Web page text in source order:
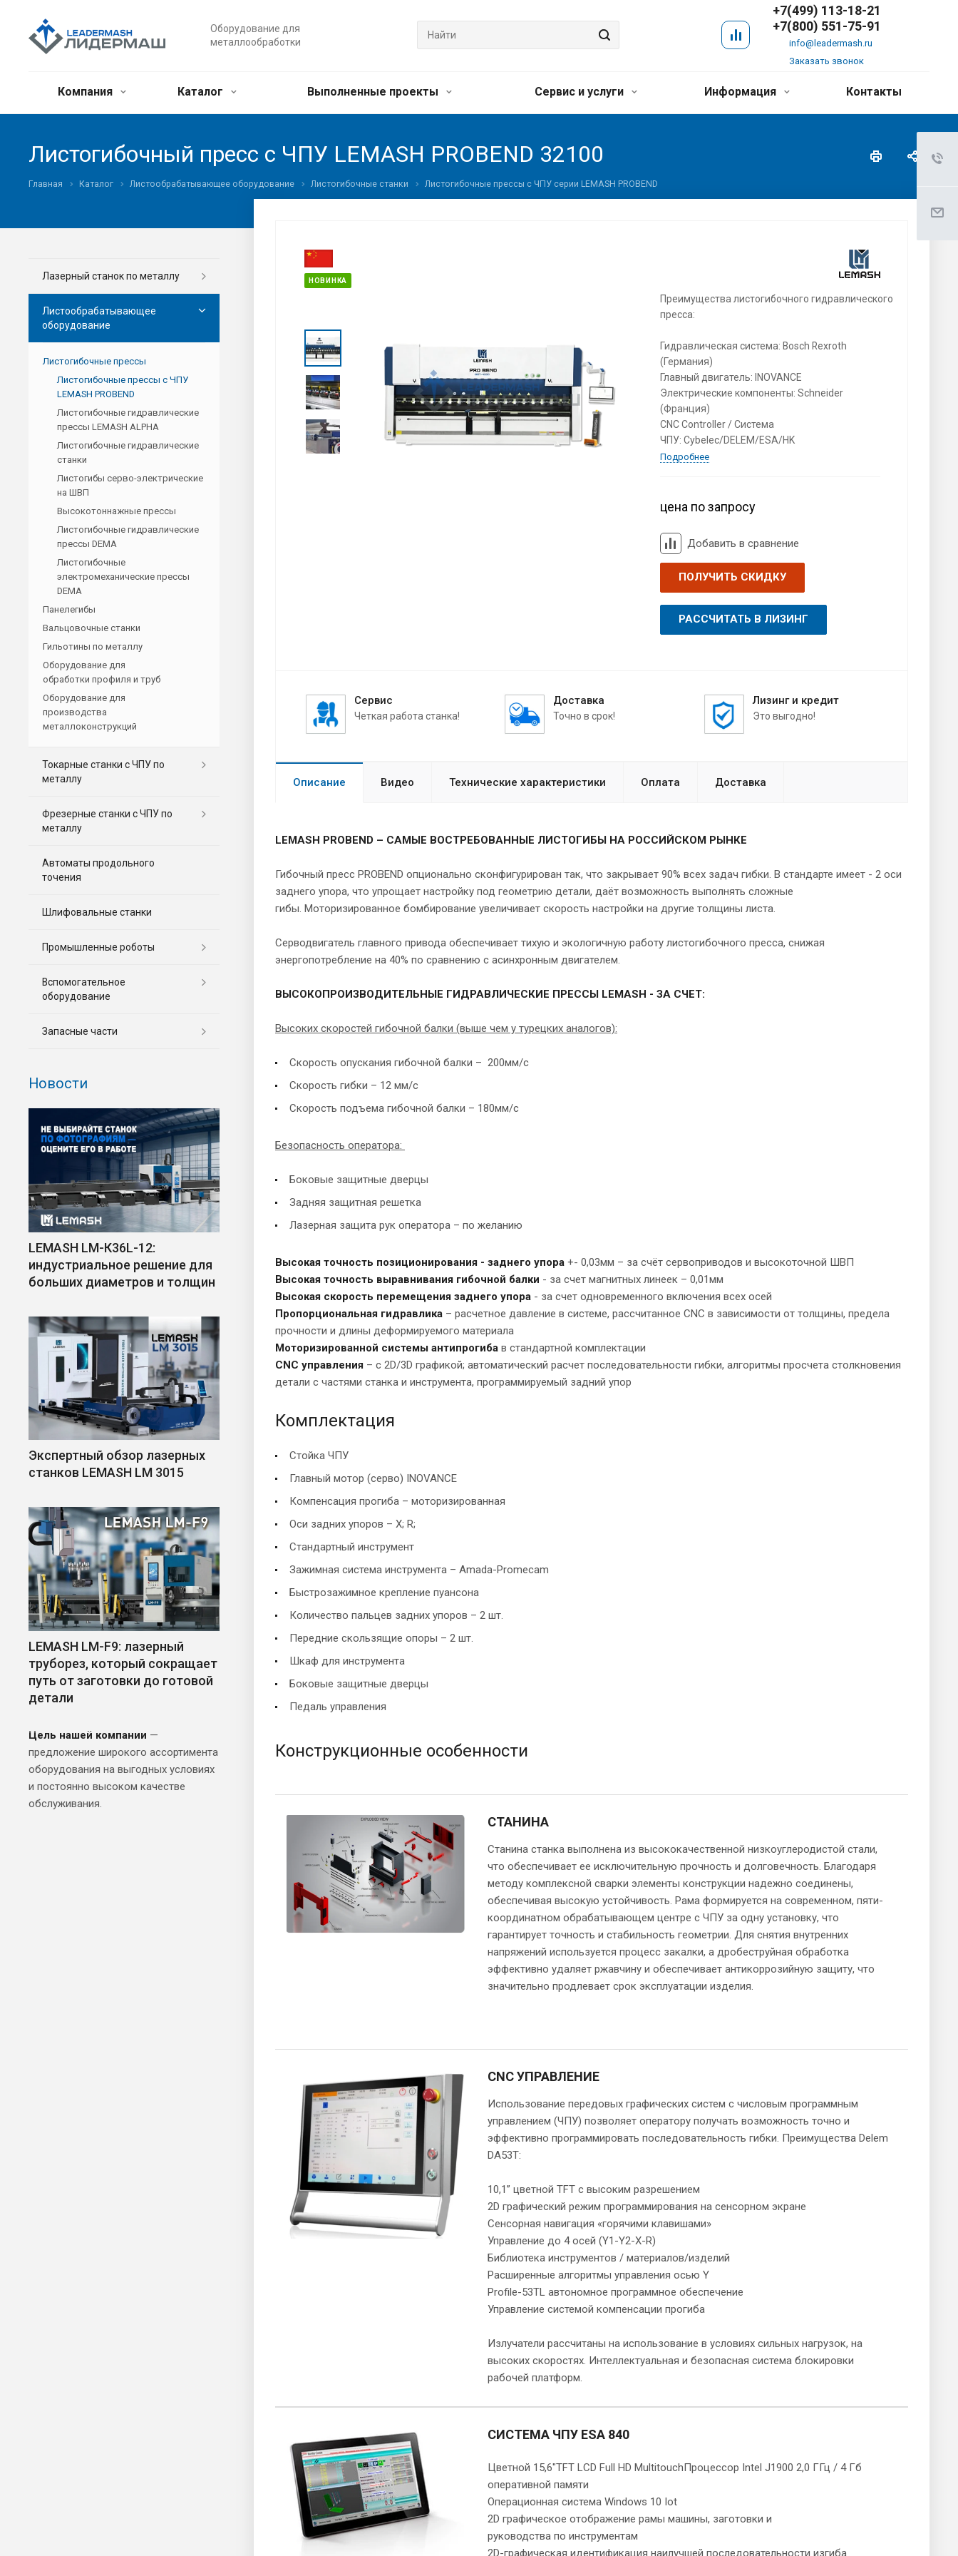
Оборудование для
металлообработки
+7(499) 113-18-21
+7(800) 551-75-91
info@leadermash.ru
Заказать звонок
Компания Каталог Выполненные проекты Сервис и услуги Информация Контакты
Листогибочный пресс с ЧПУ LEMASH PROBEND 32100
Главная Каталог Листообрабатывающее оборудование Листогибочные станки Листогибочные прессы с ЧПУ серии LEMASH PROBEND
НОВИНКА
Преимущества листогибочного гидравлического
пресса:
Гидравлическая система: Bosch Rexroth
(Германия)
Главный двигатель: INOVANCE
Электрические компоненты: Schneider
(Франция)
CNC Controller / Система
ЧПУ: Cybelec/DELEM/ESA/HK
Подробнее
цена по запросу
Добавить в сравнение
ПОЛУЧИТЬ СКИДКУ
РАССЧИТАТЬ В ЛИЗИНГ
Сервис
Четкая работа станка!
Доставка
Точно в срок!
Лизинг и кредит
Это выгодно!
Описание Видео Технические характеристики Оплата Доставка
LEMASH PROBEND – САМЫЕ ВОСТРЕБОВАННЫЕ ЛИСТОГИБЫ НА РОССИЙСКОМ РЫНКЕ
Гибочный пресс PROBEND опционально сконфигурирован так, что закрывает 90% всех задач гибки. В стандарте имеет - 2 оси
заднего упора, что упрощает настройку под геометрию детали, даёт возможность выполнять сложные
гибы. Моторизированное бомбирование увеличивает скорость настройки на другие толщины листа.
Серводвигатель главного привода обеспечивает тихую и экологичную работу листогибочного пресса, снижая
энергопотребление на 40% по сравнению с асинхронным двигателем.
ВЫСОКОПРОИЗВОДИТЕЛЬНЫЕ ГИДРАВЛИЧЕСКИЕ ПРЕССЫ LEMASH - ЗА СЧЕТ:
Высоких скоростей гибочной балки (выше чем у турецких аналогов):
Скорость опускания гибочной балки – 200мм/с
Скорость гибки – 12 мм/с
Скорость подъема гибочной балки – 180мм/с
Безопасность оператора:
Боковые защитные дверцы
Задняя защитная решетка
Лазерная защита рук оператора – по желанию
Высокая точность позиционирования - заднего упора +- 0,03мм – за счёт сервоприводов и высокоточной ШВП
Высокая точность выравнивания гибочной балки - за счет магнитных линеек – 0,01мм
Высокая скорость перемещения заднего упора - за счет одновременного включения всех осей
Пропорциональная гидравлика – расчетное давление в системе, рассчитанное CNC в зависимости от толщины, предела
прочности и длины деформируемого материала
Моторизированной системы антипрогиба в стандартной комплектации
CNC управления – c 2D/3D графикой; автоматический расчет последовательности гибки, алгоритмы просчета столкновения
детали с частями станка и инструмента, программируемый задний упор
Комплектация
Стойка ЧПУ
Главный мотор (серво) INOVANCE
Компенсация прогиба – моторизированная
Оси задних упоров – X; R;
Стандартный инструмент
Зажимная система инструмента – Amada-Promecam
Быстрозажимное крепление пуансона
Количество пальцев задних упоров – 2 шт.
Передние скользящие опоры – 2 шт.
Шкаф для инструмента
Боковые защитные дверцы
Педаль управления
Конструкционные особенности
СТАНИНА
Станина станка выполнена из высококачественной низкоуглеродистой стали,
что обеспечивает ее исключительную прочность и долговечность. Благодаря
методу комплексной сварки элементы конструкции надежно соединены,
обеспечивая высокую устойчивость. Рама формируется на современном, пяти-
координатном обрабатывающем центре с ЧПУ за одну установку, что
гарантирует точность и стабильность геометрии. Для снятия внутренних
напряжений используется процесс закалки, а дробеструйная обработка
эффективно удаляет ржавчину и обеспечивает антикоррозийную защиту, что
значительно продлевает срок эксплуатации изделия.
CNC УПРАВЛЕНИЕ
Использование передовых графических систем с числовым программным
управлением (ЧПУ) позволяет оператору получать возможность точно и
эффективно программировать последовательность гибки. Преимущества Delem
DA53Т:
10,1” цветной ТFТ с высоким разрешением
2D графический режим программирования на сенсорном экране
Сенсорная навигация «горячими клавишами»
Управление до 4 осей (Y1-Y2-X-R)
Библиотека инструментов / материалов/изделий
Расширенные алгоритмы управления осью Y
Profile-53ТL автономное программное обеспечение
Управление системой компенсации прогиба
Излучатели рассчитаны на использование в условиях сильных нагрузок, на
высоких скоростях. Интеллектуальная и безопасная система блокировки
рабочей платформ.
СИСТЕМА ЧПУ ESA 840
Цветной 15,6"TFT LCD Full HD MultitouchПроцессор Intel J1900 2,0 ГГц / 4 Гб
оперативной памяти
Операционная система Windows 10 Iot
2D графическое отображение рамы машины, заготовки и
руководства по инструментам
2D-графическая идентификация наилучшей последовательности изгиба
Лазерный станок по металлу
Листообрабатывающее
оборудование
Листогибочные прессы
Листогибочные прессы с ЧПУ
LEMASH PROBEND
Листогибочные гидравлические
прессы LEMASH ALPHA
Листогибочные гидравлические
станки
Листогибы серво-электрические
на ШВП
Высокотоннажные прессы
Листогибочные гидравлические
прессы DEMA
Листогибочные
электромеханические прессы
DEMA
Панелегибы
Вальцовочные станки
Гильотины по металлу
Оборудование для
обработки профиля и труб
Оборудование для
производства
металлоконструкций
Токарные станки с ЧПУ по
металлу
Фрезерные станки c ЧПУ по
металлу
Автоматы продольного
точения
Шлифовальные станки
Промышленные роботы
Вспомогательное
оборудование
Запасные части
Новости
LEMASH LM-К36L-12:
индустриальное решение для
больших диаметров и толщин
Экспертный обзор лазерных
станков LEMASH LM 3015
LEMASH LM-F9: лазерный
труборез, который сокращает
путь от заготовки до готовой
детали
Цель нашей компании —
предложение широкого ассортимента
оборудования на выгодных условиях
и постоянно высоком качестве
обслуживания.